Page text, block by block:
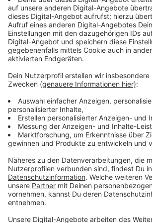
Weitere Infos der Stadt Aachen
Wechel beim Handyparken per
Anzeige
So funktioniert die App
Wie beim Vorgänger PaybyPhone
Benutzer*innen mit EasyPark ihr
lösen und bezahlen. Nach dem
Registrierung und das Auswählen der
der App. Wenn sich das Programm
Benutzer*innen ihren Standort
Parkzeit über ein virtuelles Rad
Anschließend starten sie den
Stoppen oder Verlängern der Parkzeit
Autofahrer*innen erneut das Rad